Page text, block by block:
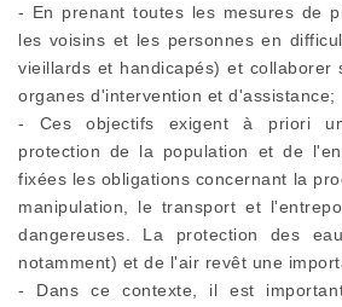
- En prenant toutes les mesures de
les voisins et les personnes en
vieillards et handicapés) et collaborer
organes d'intervention et d'assistance;
- Ces objectifs exigent à priori
protection de la population et de
fixées les obligations concernant la
manipulation, le transport et
dangereuses. La protection des
notamment) et de l'air revêt une
- Dans ce contexte, il est